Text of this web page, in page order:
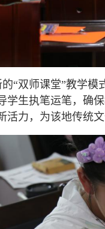
“双师课堂”教学
学生执笔运笔，确
力，为该地传统